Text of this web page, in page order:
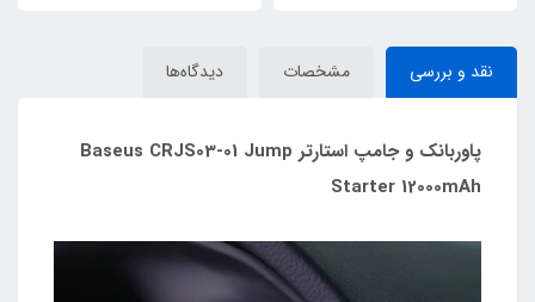
نقد و بررسی مشخصات دیدگاه‌ها
پاوربانک و جامپ استارتر Baseus CRJS03-01 Jump
Starter 12000mAh